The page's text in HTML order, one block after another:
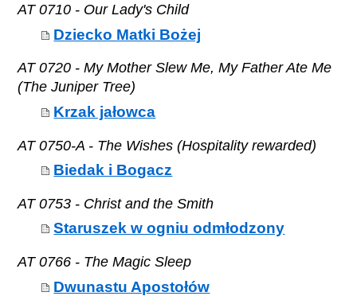
AT 0710 - Our Lady's Child
Dziecko Matki Bożej
AT 0720 - My Mother Slew Me, My Father Ate Me
(The Juniper Tree)
Krzak jałowca
AT 0750-A - The Wishes (Hospitality rewarded)
Biedak i Bogacz
AT 0753 - Christ and the Smith
Staruszek w ogniu odmłodzony
AT 0766 - The Magic Sleep
Dwunastu Apostołów